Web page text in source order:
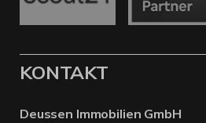
KONTAKT
Deussen Immobilien GmbH